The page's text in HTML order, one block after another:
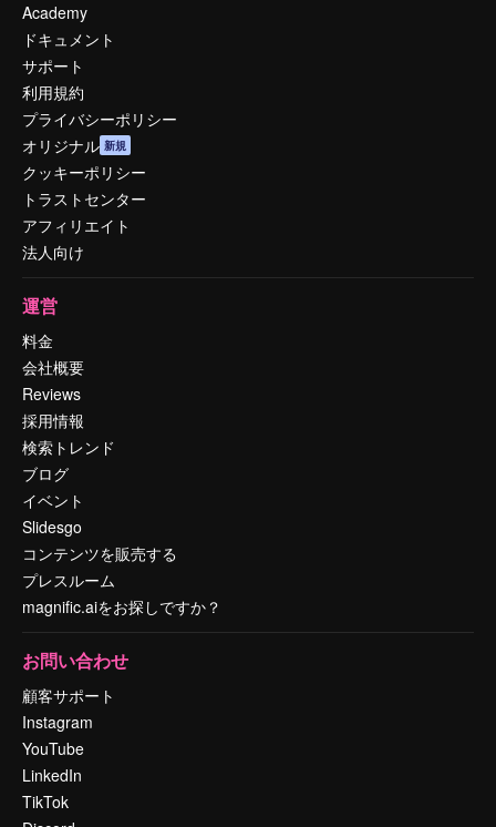
Academy
ドキュメント
サポート
利用規約
プライバシーポリシー
オリジナル 新規
クッキーポリシー
トラストセンター
アフィリエイト
法人向け
運営
料金
会社概要
Reviews
採用情報
検索トレンド
ブログ
イベント
Slidesgo
コンテンツを販売する
プレスルーム
magnific.aiをお探しですか？
お問い合わせ
顧客サポート
Instagram
YouTube
LinkedIn
TikTok